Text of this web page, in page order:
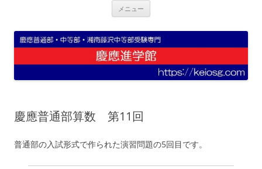
メニュー
慶應普通部算数 第11回
普通部の入試形式で作られた演習問題の5回目です。